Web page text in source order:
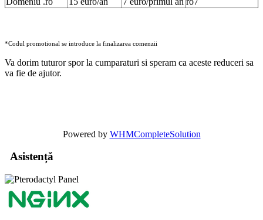
*Codul promotional se introduce la finalizarea comenzii
Va dorim tuturor spor la cumparaturi si speram ca aceste reduceri sa
va fie de ajutor.
Powered by WHMCompleteSolution
Asistență